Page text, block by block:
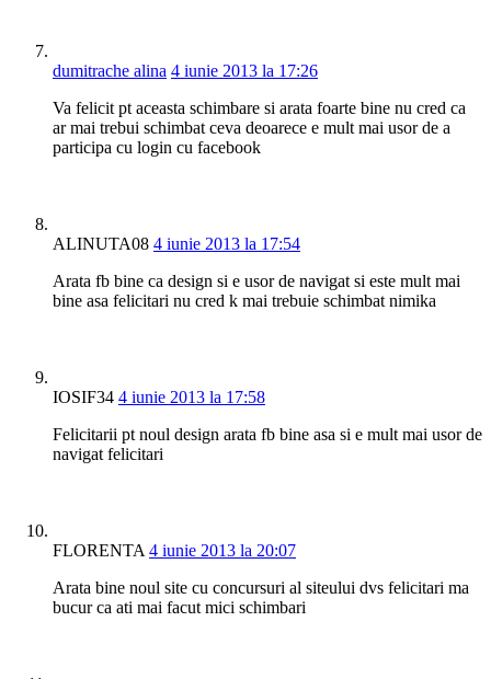
dumitrache alina 4 iunie 2013 la 17:26
Va felicit pt aceasta schimbare si arata foarte bine nu cred ca
ar mai trebui schimbat ceva deoarece e mult mai usor de a
participa cu login cu facebook
ALINUTA08 4 iunie 2013 la 17:54
Arata fb bine ca design si e usor de navigat si este mult mai
bine asa felicitari nu cred k mai trebuie schimbat nimika
IOSIF34 4 iunie 2013 la 17:58
Felicitarii pt noul design arata fb bine asa si e mult mai usor de
navigat felicitari
FLORENTA 4 iunie 2013 la 20:07
Arata bine noul site cu concursuri al siteului dvs felicitari ma
bucur ca ati mai facut mici schimbari